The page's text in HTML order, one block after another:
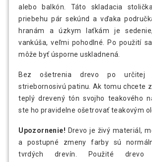
alebo balkón. Táto skladacia
priebehu pár sekúnd a vďaka
hranám a úzkym laťkám je
vankúša, veľmi pohodlné. Po použití
môže byť úsporne uskladnená.
Bez ošetrenia drevo po určitej
striebornosivú patinu. Ak tomu chcete
teplý drevený tón svojho teakového
ste ho pravidelne ošetrovať teakovým
Upozornenie! Drevo je živý materiál,
a postupné zmeny farby sú
tvrdých drevín. Použité drevo